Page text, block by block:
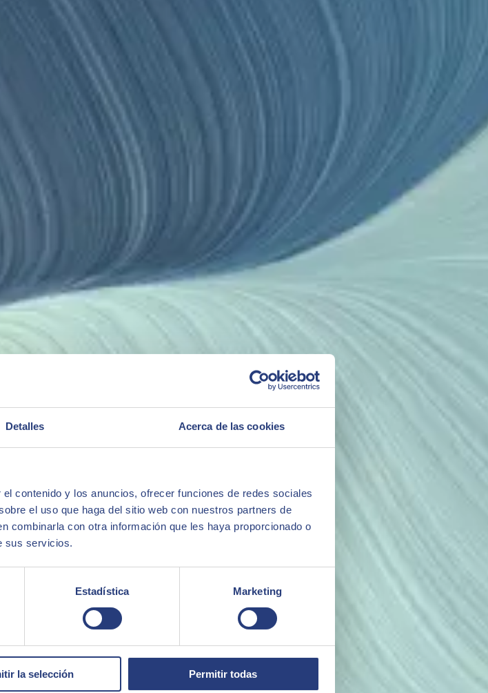
Detalles Acerca de las cookies
contenido y los anuncios, ofrecer funciones de redes sociales
el uso que haga del sitio web con nuestros partners de
combinarla con otra información que les haya proporcionado o
sus servicios.
Estadística Marketing
la selección Permitir todas
y adaptabilidad a todo tipo de centros logísticos y de empresas.
y adaptabilidad a todo tipo de centros logísticos y de empresas.
cientos de procesos parametrizables, decenas de módulos y nuestro departamento de programación, el
experta.
Comunicación estándar con cualquier
ERP, almacenes automáticos y
software de terceros.
Modular
Puedes elegir los módulos que son necesarios minimizando así el
coste. Esta cualidad permite ampliar en un futuro funcionalidades
para ayudarte en la toma de decisiones, dirección de proyecto y en la determinación óptima de flujos dentro
constantemente de las que puedes beneficiarte.